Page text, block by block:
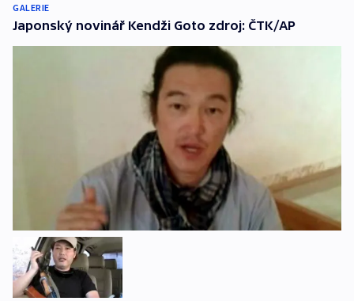
GALERIE
Japonský novinář Kendži Goto zdroj: ČTK/AP